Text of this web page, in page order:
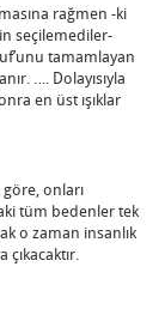
rağmen -ki
seçilemediler-
tamamlayan
…. Dolayısıyla
en üst ışıklar
onları
tüm bedenler tek
o zaman insanlık